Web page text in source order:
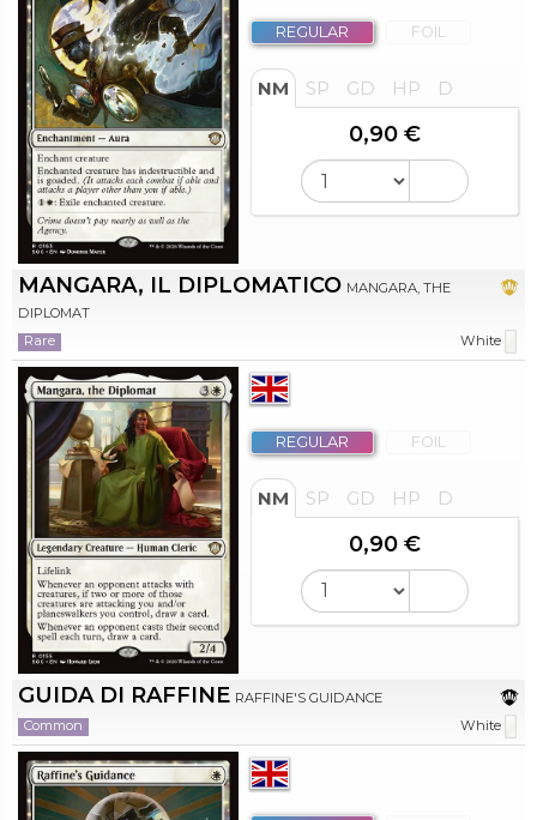
REGULAR FOIL
NM SP GD HP D
0,90 €
MANGARA, IL DIPLOMATICO MANGARA, THE
DIPLOMAT
Rare
White
REGULAR FOIL
NM SP GD HP D
0,90 €
GUIDA DI RAFFINE RAFFINE'S GUIDANCE
Common
White